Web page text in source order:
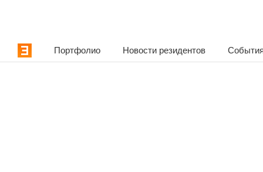
Портфолио Новости резидентов